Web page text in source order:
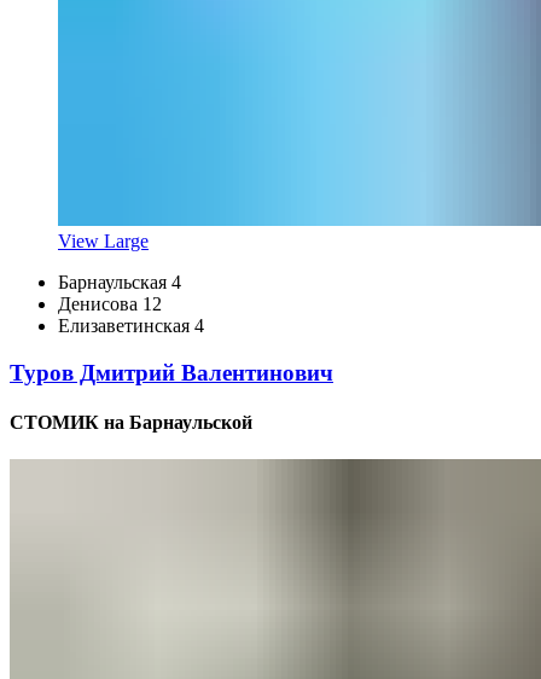
View Large
Барнаульская 4
Денисова 12
Елизаветинская 4
Туров Дмитрий Валентинович
СТОМИК на Барнаульской